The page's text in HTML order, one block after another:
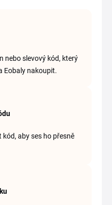
nebo slevový kód, který
Eobaly nakoupit.
aby ses ho přesně